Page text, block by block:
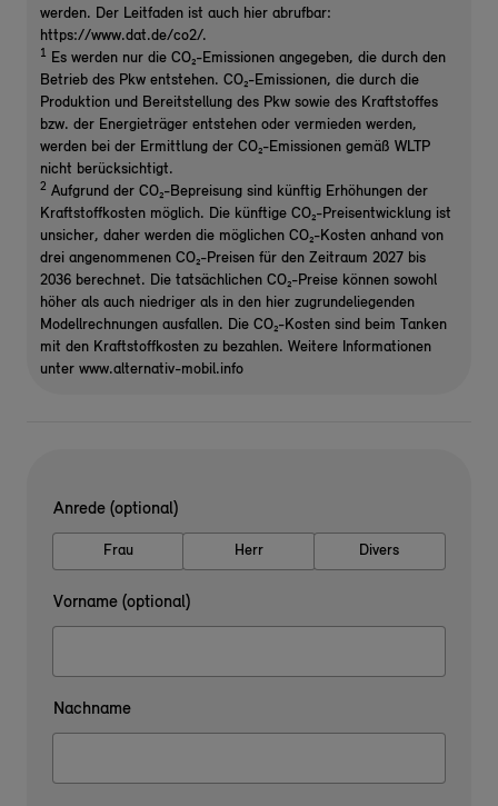
werden. Der Leitfaden ist auch hier abrufbar:
https://www.dat.de/co2/.
1 Es werden nur die CO₂-Emissionen angegeben, die durch den
Betrieb des Pkw entstehen. CO₂-Emissionen, die durch die
Produktion und Bereitstellung des Pkw sowie des Kraftstoffes
bzw. der Energieträger entstehen oder vermieden werden,
werden bei der Ermittlung der CO₂-Emissionen gemäß WLTP
nicht berücksichtigt.
2 Aufgrund der CO₂-Bepreisung sind künftig Erhöhungen der
Kraftstoffkosten möglich. Die künftige CO₂-Preisentwicklung ist
unsicher, daher werden die möglichen CO₂-Kosten anhand von
drei angenommenen CO₂-Preisen für den Zeitraum 2027 bis
2036 berechnet. Die tatsächlichen CO₂-Preise können sowohl
höher als auch niedriger als in den hier zugrundeliegenden
Modellrechnungen ausfallen. Die CO₂-Kosten sind beim Tanken
mit den Kraftstoffkosten zu bezahlen. Weitere Informationen
unter www.alternativ-mobil.info
Anrede (optional)
Frau Herr Divers
Vorname (optional)
Nachname